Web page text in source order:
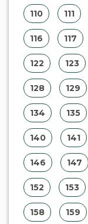
110 111
116 117
122 123
128 129
134 135
140 141
146 147
152 153
158 159